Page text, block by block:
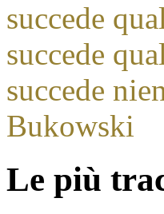
succede
succede
succede
Bukowski
Le più